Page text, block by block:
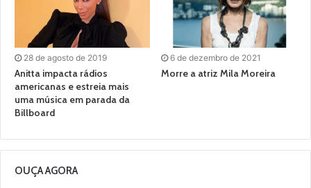
28 de agosto de 2019
Anitta impacta rádios
americanas e estreia mais
uma música em parada da
Billboard
6 de dezembro de 2021
Morre a atriz Mila Moreira
OUÇA AGORA